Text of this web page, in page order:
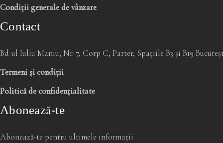
Condiții generale de vânzare
Contact
Bd-ul Iuliu Maniu, Nr. 7, Corp C, Parter, Spațiile B3 și B19
Termeni și condiții
Politică de confidențialitate
Abonează-te
Abonează-te pentru ultimele informații